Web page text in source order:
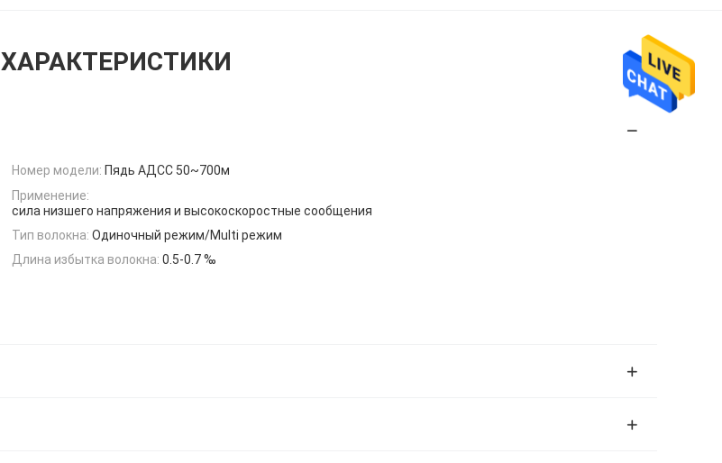
ХАРАКТЕРИСТИКИ
Номер модели: Пядь АДСС 50~700м
Применение:
сила низшего напряжения и высокоскоростные сообщения
Тип волокна: Одиночный режим/Multi режим
Длина избытка волокна: 0.5-0.7 ‰